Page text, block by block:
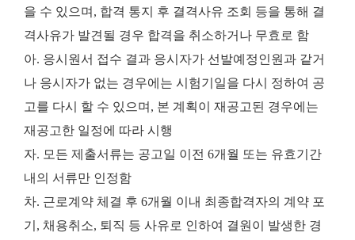
을 수 있으며, 합격 통지 후 결격사유 조회 등을 통해 결
격사유가 발견될 경우 합격을 취소하거나 무효로 함
아. 응시원서 접수 결과 응시자가 선발예정인원과 같거
나 응시자가 없는 경우에는 시험기일을 다시 정하여 공
고를 다시 할 수 있으며, 본 계획이 재공고된 경우에는
재공고한 일정에 따라 시행
자. 모든 제출서류는 공고일 이전 6개월 또는 유효기간
내의 서류만 인정함
차. 근로계약 체결 후 6개월 이내 최종합격자의 계약 포
기, 채용취소, 퇴직 등 사유로 인하여 결원이 발생한 경